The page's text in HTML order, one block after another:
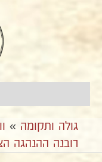
גולה ותקומה »
רובנה ההנהגה